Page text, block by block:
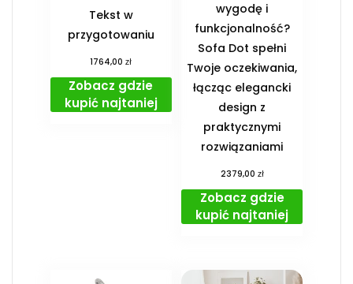
Tekst w
przygotowaniu
1764,00zł
Zobacz gdzie
kupić najtaniej
wygodę i
funkcjonalność?
Sofa Dot spełni
Twoje oczekiwania,
łącząc elegancki
design z
praktycznymi
rozwiązaniami
2379,00 zł
Zobacz gdzie
kupić najtaniej